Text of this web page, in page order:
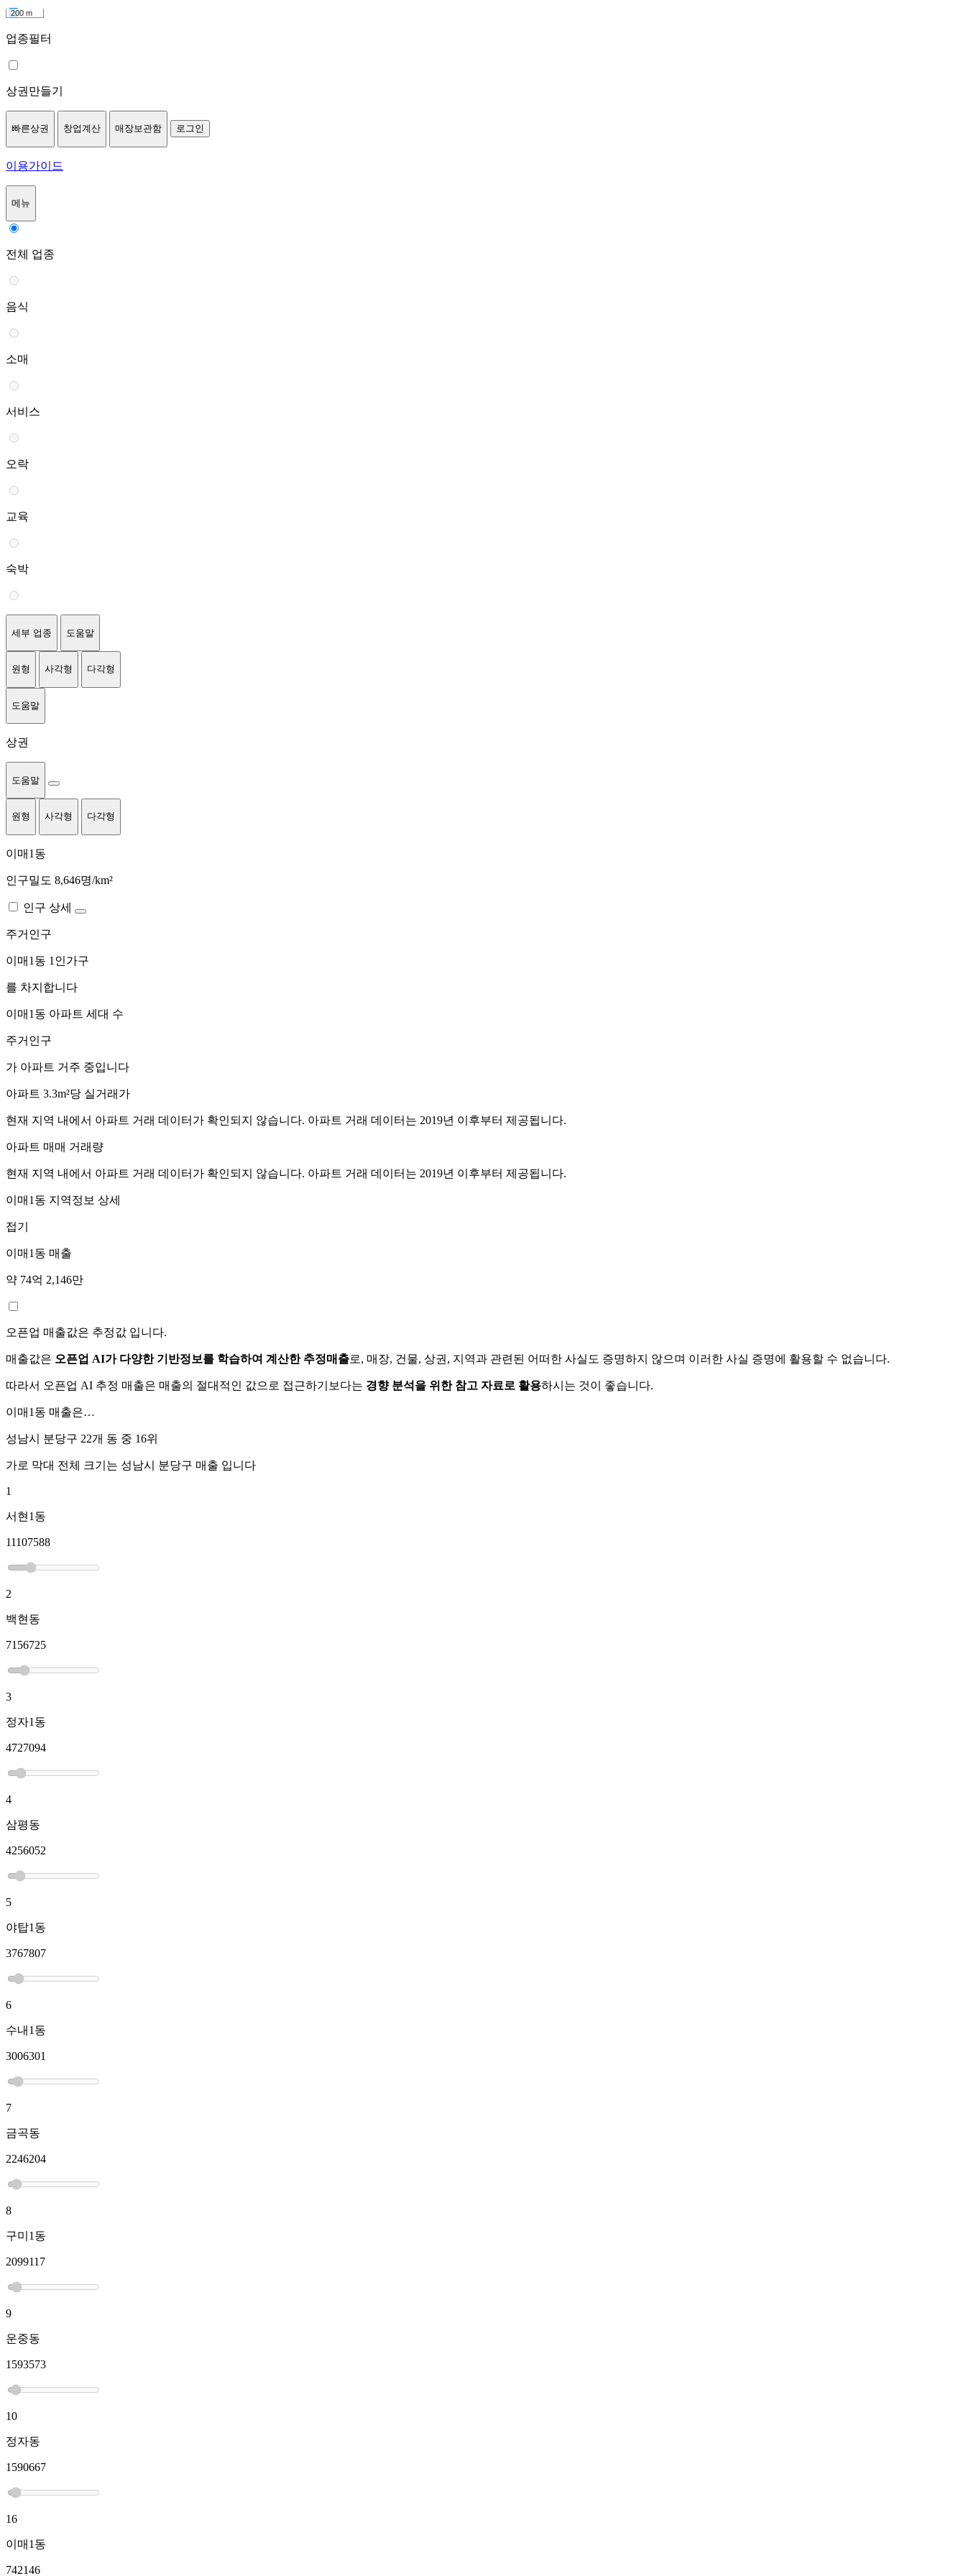
200 m
업종필터
상권만들기
빠른상권 창업계산 매장보관함 로그인
이용가이드
메뉴
전체 업종
음식
소매
서비스
오락
교육
숙박
세부 업종 도움말
원형 사각형 다각형
도움말
상권
도움말
원형 사각형 다각형
이매1동
인구밀도 8,646명/km²
인구 상세
주거인구
이매1동 1인가구
를 차지합니다
이매1동 아파트 세대 수
주거인구
가 아파트 거주 중입니다
아파트 3.3m²당 실거래가
현재 지역 내에서 아파트 거래 데이터가 확인되지 않습니다. 아파트 거래 데이터는 2019년 이후부터 제공됩니다.
아파트 매매 거래량
현재 지역 내에서 아파트 거래 데이터가 확인되지 않습니다. 아파트 거래 데이터는 2019년 이후부터 제공됩니다.
이매1동 지역정보 상세
접기
이매1동 매출
약 74억 2,146만
오픈업 매출값은 추정값 입니다.
매출값은 오픈업 AI가 다양한 기반정보를 학습하여 계산한 추정매출로, 매장, 건물, 상권, 지역과 관련된 어떠한 사실도 증명하지 않으며 이러한 사실 증명에 활용할 수 없습니다.
따라서 오픈업 AI 추정 매출은 매출의 절대적인 값으로 접근하기보다는 경향 분석을 위한 참고 자료로 활용하시는 것이 좋습니다.
이매1동 매출은…
성남시 분당구 22개 동 중 16위
가로 막대 전체 크기는 성남시 분당구 매출 입니다
1
서현1동
11107588
2
백현동
7156725
3
정자1동
4727094
4
삼평동
4256052
5
야탑1동
3767807
6
수내1동
3006301
7
금곡동
2246204
8
구미1동
2099117
9
운중동
1593573
10
정자동
1590667
16
이매1동
742146